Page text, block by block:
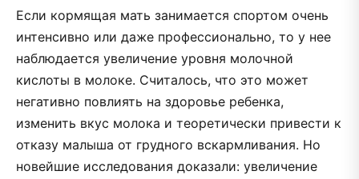
Если кормящая мать занимается спортом очень
интенсивно или даже профессионально, то у нее
наблюдается увеличение уровня молочной
кислоты в молоке. Считалось, что это может
негативно повлиять на здоровье ребенка,
изменить вкус молока и теоретически привести к
отказу малыша от грудного вскармливания. Но
новейшие исследования доказали: увеличение